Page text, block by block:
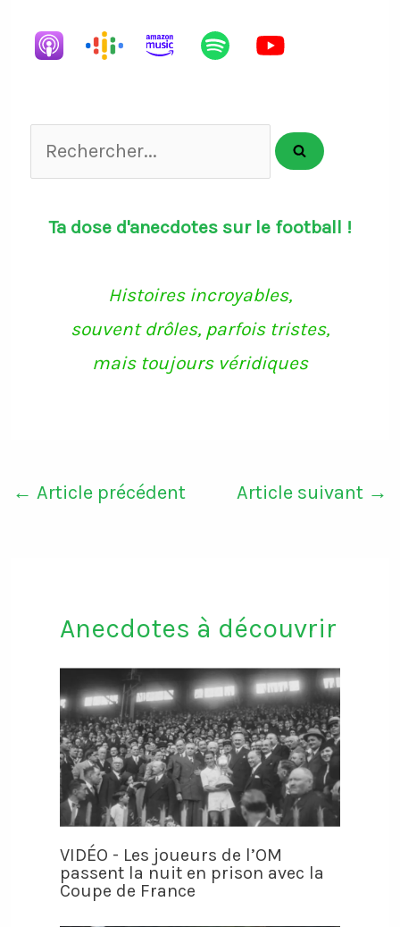
Rechercher...
Ta dose d'anecdotes sur le football !
Histoires incroyables,
souvent drôles, parfois tristes,
mais toujours véridiques
← Article précédent Article suivant →
Anecdotes à découvrir
VIDÉO - Les joueurs de l’OM
passent la nuit en prison avec la
Coupe de France